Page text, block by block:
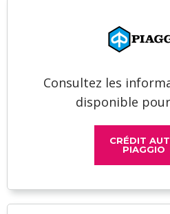
Consultez les
disponible
CRÉDIT
PIAGGIO